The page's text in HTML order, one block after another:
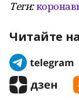
Теги:
Читайте